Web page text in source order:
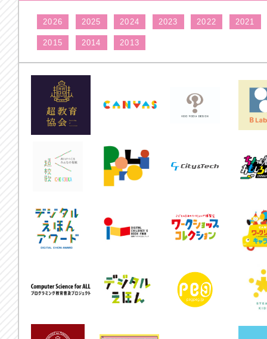
2026 2025 2024 2023 2022 2021
2015 2014 2013